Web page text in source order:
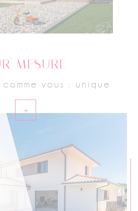
MESURE
comme vous : unique
+